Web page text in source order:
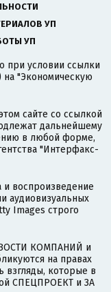
УП
УП
при условии ссылки
на "Экономическую
сайте со ссылкой
дальнейшему
в любой форме,
"Интерфакс-
и воспроизведение
аудиовизуальных
Images строго
КОМПАНИЙ и
на правах
взгляды, которые в
СПЕЦПРОЕКТ и ЗА